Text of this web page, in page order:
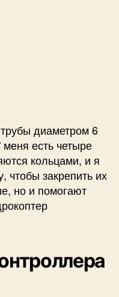
диаметром 6
есть четыре
кольцами, и я
чтобы закрепить их
но и помогают